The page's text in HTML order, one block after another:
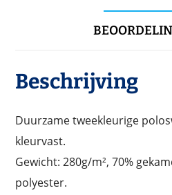
Beschrijving
Duurzame tweekleurige
kleurvast.
Gewicht: 280g/m², 70%
polyester.